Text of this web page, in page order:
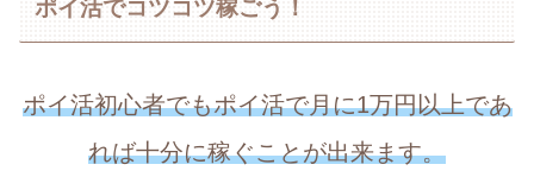
ポイ活でコツコツ稼ごう！
ポイ活初心者でもポイ活で月に1万円以上であ
れば十分に稼ぐことが出来ます。